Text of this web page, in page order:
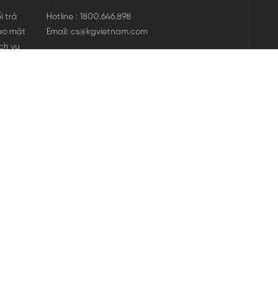
trả
mật
vụ
Hotline : 1800.646.898
Email: cs@kgvietnam.com